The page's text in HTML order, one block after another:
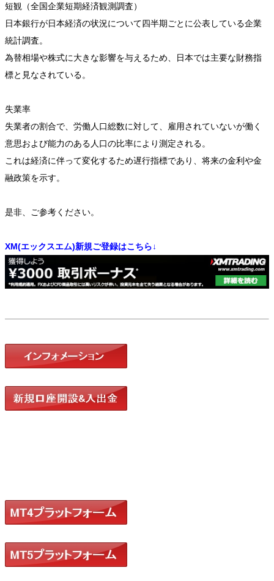
短観（全国企業短期経済観測調査）
日本銀行が日本経済の状況について四半期ごとに公表している企業
統計調査。
為替相場や株式に大きな影響を与えるため、日本では主要な財務指
標と見なされている。
失業率
失業者の割合で、労働人口総数に対して、雇用されていないが働く
意思および能力のある人口の比率により測定される。
これは経済に伴って変化するため遅行指標であり、将来の金利や金
融政策を示す。
是非、ご参考ください。
XM(エックスエム)新規ご登録はこちら↓